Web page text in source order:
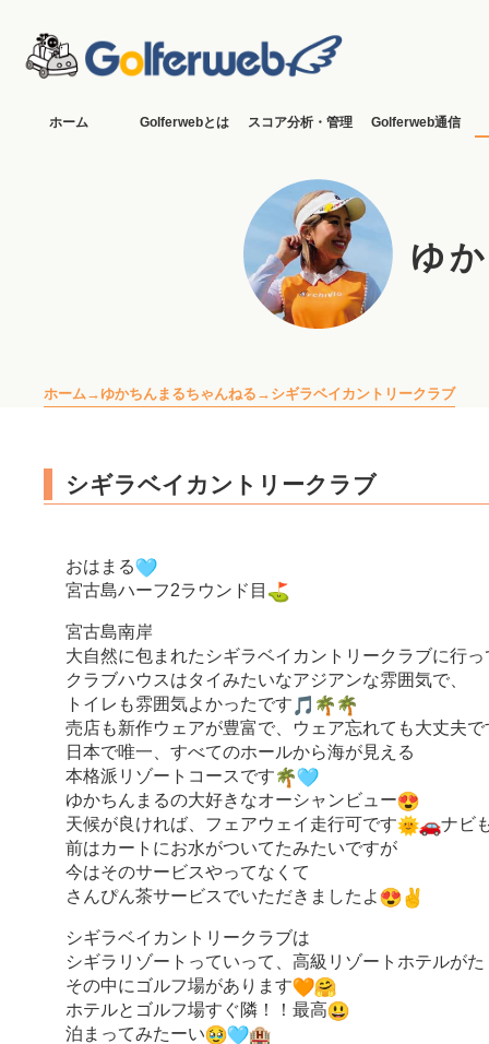
ホーム Golferwebとは スコア分析・管理 Golferweb通信
ゆ
ホーム ゆかちんまるちゃんねる シギラベイカントリークラブ
シギラベイカントリークラブ
おはまる
宮古島ハーフ2ラウンド目
宮古島南岸
大自然に包まれたシギラベイカントリークラブに行
クラブハウスはタイみたいなアジアンな雰囲気で、
トイレも雰囲気よかったです
売店も新作ウェアが豊富で、ウェア忘れても大丈夫で
日本で唯一、すべてのホールから海が見える
本格派リゾートコースです
ゆかちんまるの大好きなオーシャンビュー
天候が良ければ、フェアウェイ走行可です
ナビ
前はカートにお水がついてたみたいですが
今はそのサービスやってなくて
さんぴん茶サービスでいただきましたよ
シギラベイカントリークラブは
シギラリゾートっていって、高級リゾートホテルが
その中にゴルフ場があります
ホテルとゴルフ場すぐ隣！！最高
泊まってみたーい